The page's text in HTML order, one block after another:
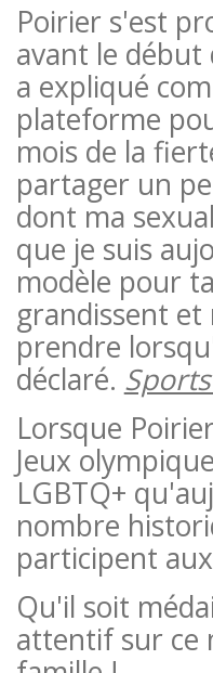
Poirier s'est
avant le début
a expliqué
plateforme
mois de la
partager un
dont ma
que je suis
modèle pour
grandissent
prendre
déclaré.
Lorsque
Jeux
LGBTQ+
nombre
participent
Qu'il soit
attentif sur ce